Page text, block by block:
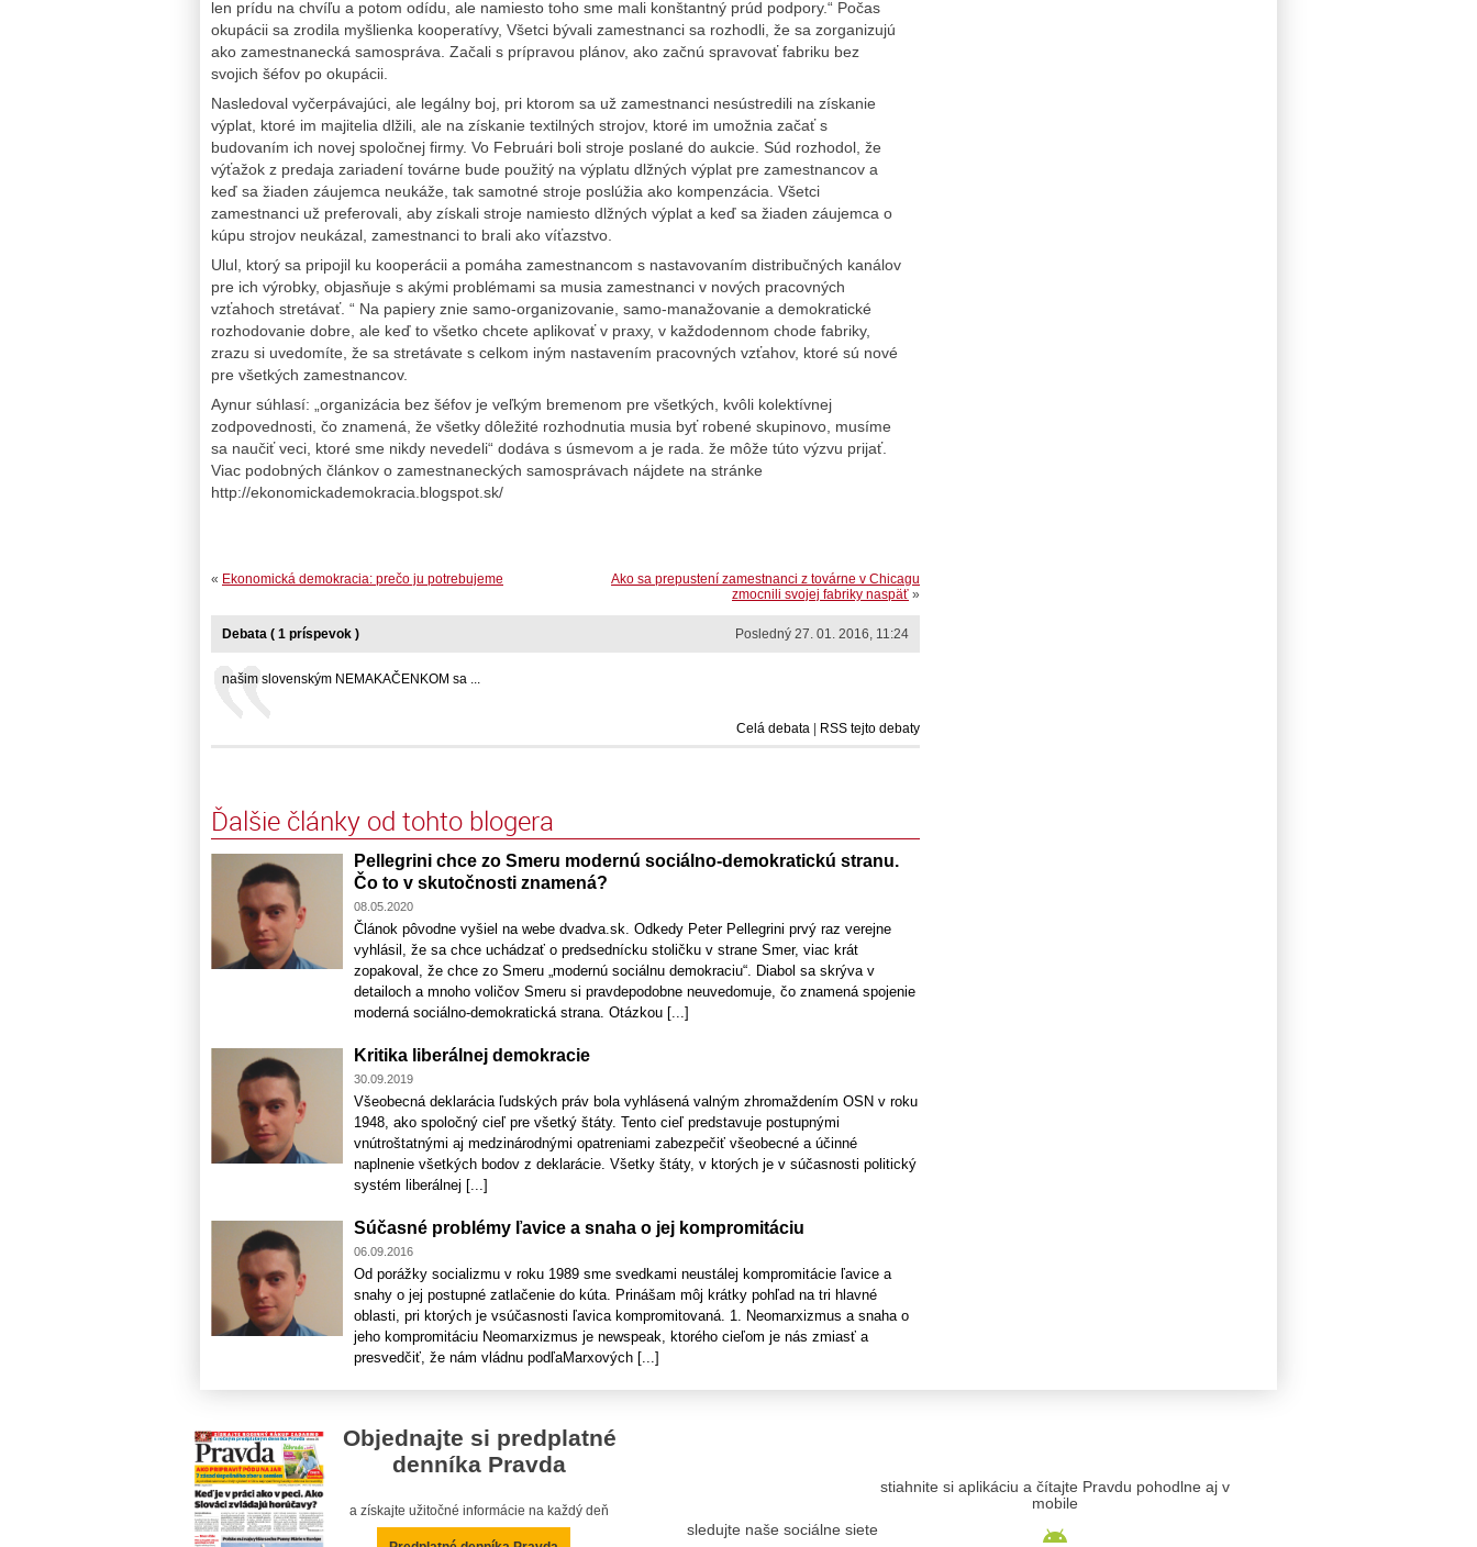
len prídu na chvíľu a potom odídu, ale namiesto toho sme mali konštantný prúd podpory.“ Počas
okupácii sa zrodila myšlienka kooperatívy, Všetci bývali zamestnanci sa rozhodli, že sa zorganizujú
ako zamestnanecká samospráva. Začali s prípravou plánov, ako začnú spravovať fabriku bez
svojich šéfov po okupácii.
Nasledoval vyčerpávajúci, ale legálny boj, pri ktorom sa už zamestnanci nesústredili na získanie
výplat, ktoré im majitelia dlžili, ale na získanie textilných strojov, ktoré im umožnia začať s
budovaním ich novej spoločnej firmy. Vo Februári boli stroje poslané do aukcie. Súd rozhodol, že
výťažok z predaja zariadení továrne bude použitý na výplatu dlžných výplat pre zamestnancov a
keď sa žiaden záujemca neukáže, tak samotné stroje poslúžia ako kompenzácia. Všetci
zamestnanci už preferovali, aby získali stroje namiesto dlžných výplat a keď sa žiaden záujemca o
kúpu strojov neukázal, zamestnanci to brali ako víťazstvo.
Ulul, ktorý sa pripojil ku kooperácii a pomáha zamestnancom s nastavovaním distribučných kanálov
pre ich výrobky, objasňuje s akými problémami sa musia zamestnanci v nových pracovných
vzťahoch stretávať. “ Na papiery znie samo-organizovanie, samo-manažovanie a demokratické
rozhodovanie dobre, ale keď to všetko chcete aplikovať v praxy, v každodennom chode fabriky,
zrazu si uvedomíte, že sa stretávate s celkom iným nastavením pracovných vzťahov, ktoré sú nové
pre všetkých zamestnancov.
Aynur súhlasí: „organizácia bez šéfov je veľkým bremenom pre všetkých, kvôli kolektívnej
zodpovednosti, čo znamená, že všetky dôležité rozhodnutia musia byť robené skupinovo, musíme
sa naučiť veci, ktoré sme nikdy nevedeli“ dodáva s úsmevom a je rada. že môže túto výzvu prijať.
Viac podobných článkov o zamestnaneckých samosprávach nájdete na stránke
http://ekonomickademokracia.blogspot.sk/
Ako sa prepustení zamestnanci z továrne v Chicagu
zmocnili svojej fabriky naspäť »
« Ekonomická demokracia: prečo ju potrebujeme
Posledný 27. 01. 2016, 11:24
Debata ( 1 príspevok )
našim slovenským NEMAKAČENKOM sa ...
Celá debata RSS tejto debaty
Ďalšie články od tohto blogera
Pellegrini chce zo Smeru modernú sociálno-demokratickú stranu.
Čo to v skutočnosti znamená?
08.05.2020
Článok pôvodne vyšiel na webe dvadva.sk. Odkedy Peter Pellegrini prvý raz verejne
vyhlásil, že sa chce uchádzať o predsednícku stoličku v strane Smer, viac krát
zopakoval, že chce zo Smeru „modernú sociálnu demokraciu“. Diabol sa skrýva v
detailoch a mnoho voličov Smeru si pravdepodobne neuvedomuje, čo znamená spojenie
moderná sociálno-demokratická strana. Otázkou [...]
Kritika liberálnej demokracie
30.09.2019
Všeobecná deklarácia ľudských práv bola vyhlásená valným zhromaždením OSN v roku
1948, ako spoločný cieľ pre všetký štáty. Tento cieľ predstavuje postupnými
vnútroštatnými aj medzinárodnými opatreniami zabezpečiť všeobecné a účinné
naplnenie všetkých bodov z deklarácie. Všetky štáty, v ktorých je v súčasnosti politický
systém liberálnej [...]
Súčasné problémy ľavice a snaha o jej kompromitáciu
06.09.2016
Od porážky socializmu v roku 1989 sme svedkami neustálej kompromitácie ľavice a
snahy o jej postupné zatlačenie do kúta. Prinášam môj krátky pohľad na tri hlavné
oblasti, pri ktorých je vsúčasnosti ľavica kompromitovaná. 1. Neomarxizmus a snaha o
jeho kompromitáciu Neomarxizmus je newspeak, ktorého cieľom je nás zmiasť a
presvedčiť, že nám vládnu podľaMarxových [...]
Objednajte si predplatné
denníka Pravda
a získajte užitočné informácie na každý deň
sledujte naše sociálne siete
stiahnite si aplikáciu a čítajte Pravdu pohodlne aj v
mobile